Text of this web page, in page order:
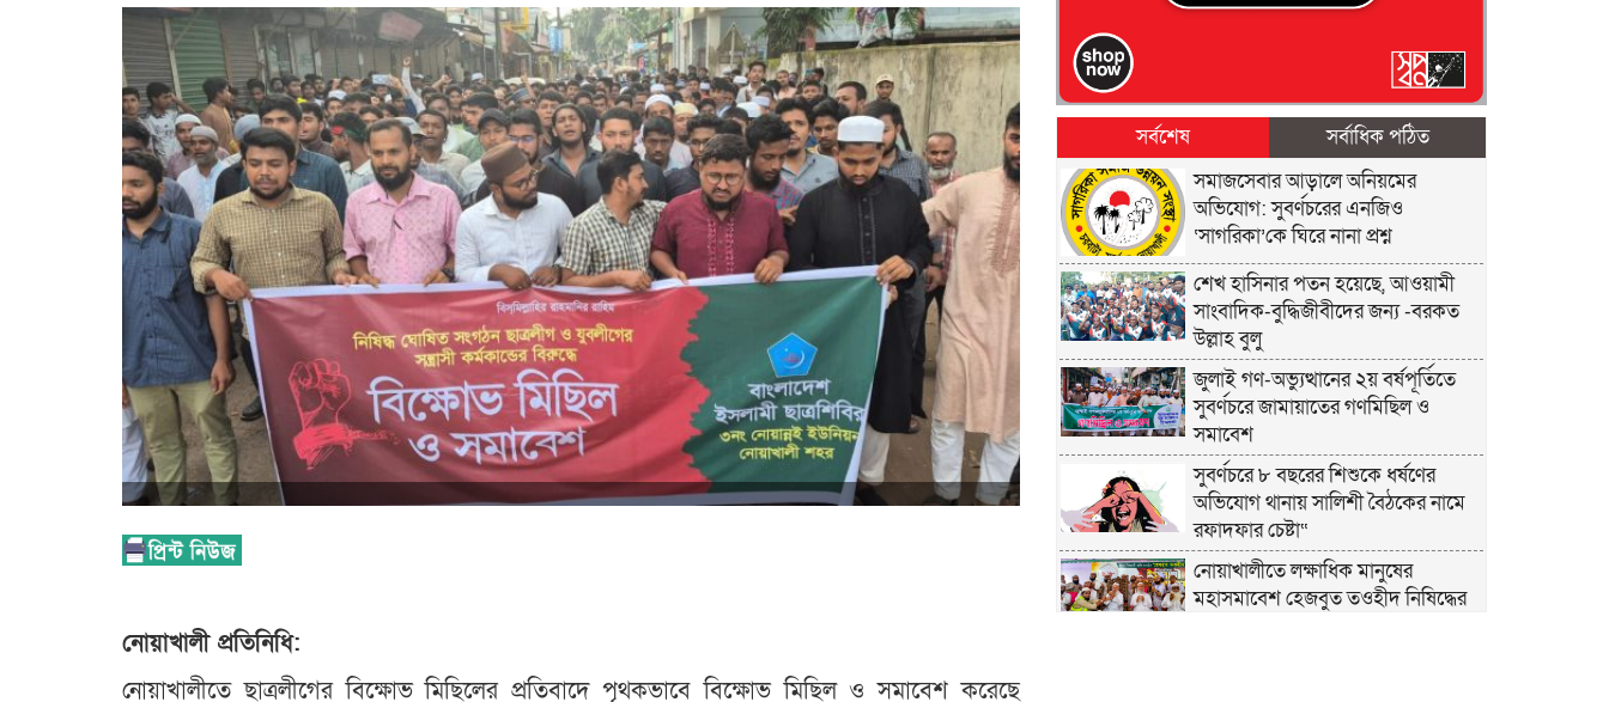
নোয়াখালী প্রতিনিধি:
নোয়াখালীতে ছাত্রলীগের বিক্ষোভ মিছিলের প্রতিবাদে পৃথকভাবে বিক্ষোভ মিছিল ও সমাবেশ করেছে
সর্বশেষ
সর্বাধিক পঠিত
সমাজসেবার আড়ালে অনিয়মের
অভিযোগ: সুবর্ণচরের এনজিও
‘সাগরিকা’কে ঘিরে নানা প্রশ্ন
শেখ হাসিনার পতন হয়েছে, আওয়ামী
সাংবাদিক-বুদ্ধিজীবীদের জন্য -বরকত
উল্লাহ বুলু
জুলাই গণ-অভ্যুত্থানের ২য় বর্ষপূর্তিতে
সুবর্ণচরে জামায়াতের গণমিছিল ও
সমাবেশ
সুবর্ণচরে ৮ বছরের শিশুকে ধর্ষণের
অভিযোগ থানায় সালিশী বৈঠকের নামে
রফাদফার চেষ্টা“
নোয়াখালীতে লক্ষাধিক মানুষের
মহাসমাবেশ হেজবুত তওহীদ নিষিদ্ধের